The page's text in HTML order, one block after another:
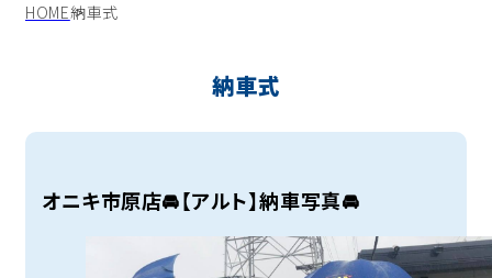
HOME納車式
納車式
オニキ市原店🚘【アルト】納車写真🚘